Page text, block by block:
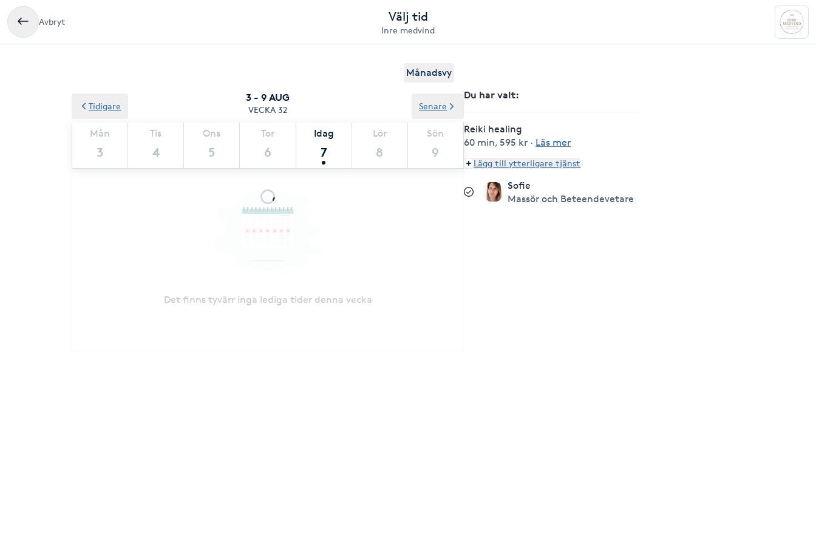
Avbryt Välj tid
Inre medvind
Månadsvy
3 - 9 AUG
VECKA 32
Mån
3
Tis
4
Ons
5
Tor
6
Idag
7
Lör
8
Sön
9
Tidigare Senare
Det finns tyvärr inga lediga tider denna vecka
Du har valt:
Reiki healing
60 min, 595 kr · Läs mer
Lägg till ytterligare tjänst
Sofie
Massör och Beteendevetare